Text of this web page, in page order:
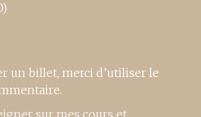
un billet, merci d’utiliser le
.
sur mes cours et